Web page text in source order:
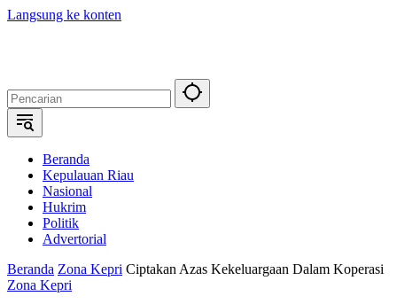
Langsung ke konten
Beranda
Kepulauan Riau
Nasional
Hukrim
Politik
Advertorial
Beranda Zona Kepri Ciptakan Azas Kekeluargaan Dalam Koperasi
Zona Kepri